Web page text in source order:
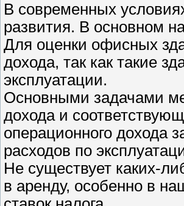
В современных
развития. В основном
Для оценки офисных
дохода, так как такие
эксплуатации.
Основными задачами
дохода и
операционного дохода
расходов по
Не существует каких-
в аренду, особенно в